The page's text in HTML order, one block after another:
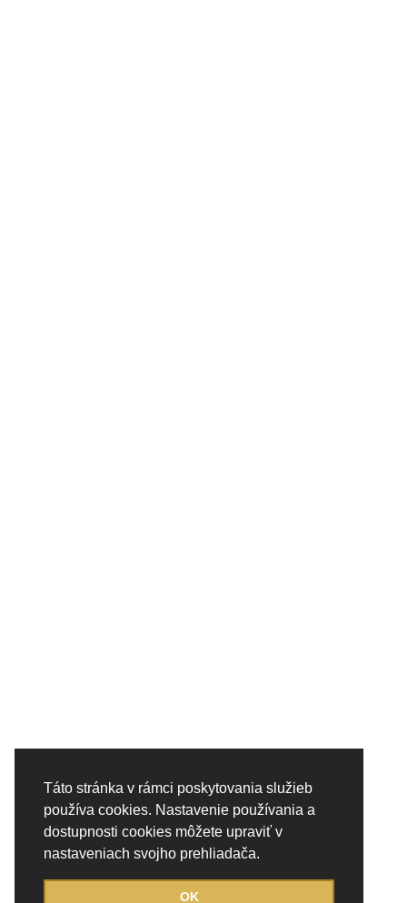
Táto stránka v rámci poskytovania služieb
používa cookies. Nastavenie používania a
dostupnosti cookies môžete upraviť v
nastaveniach svojho prehliadača.
OK